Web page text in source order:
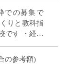
での募集で
りと教科指
です ・経験
の参考額)